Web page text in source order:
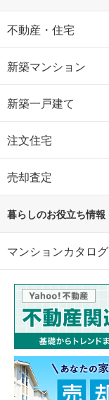
不動産・住宅
新築マンション
新築一戸建て
注文住宅
売却査定
暮らしのお役立ち情報
マンションカタログ